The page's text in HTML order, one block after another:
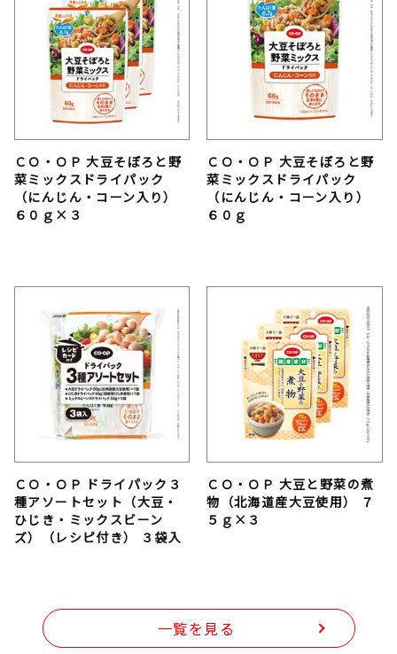
ＣＯ・ＯＰ 大豆そぼろと野
菜ミックスドライパック
（にんじん・コーン入り）
６０ｇ×３
ＣＯ・ＯＰ 大豆そぼろと野
菜ミックスドライパック
（にんじん・コーン入り）
６０ｇ
ＣＯ・ＯＰ ドライパック３
種アソートセット（大豆・
ひじき・ミックスビーン
ズ）（レシピ付き） ３袋入
ＣＯ・ＯＰ 大豆と野菜の煮
物（北海道産大豆使用） ７
５ｇ×３
一覧を見る